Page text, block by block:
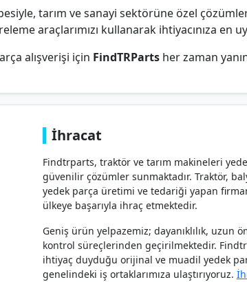
tarım ve sanayi sektörüne özel
araçlarımızı kullanarak ihtiyacınıza en
alışverişi için FindTRParts her zaman
İhracat
Findtrparts, traktör ve tarım makineleri
güvenilir çözümler sunmaktadır. Traktör,
yedek parça üretimi ve tedariği yapan
ülkeye başarıyla ihraç etmektedir.
Geniş ürün yelpazemiz; dayanıklılık, uzun
kontrol süreçlerinden geçirilmektedir.
ihtiyaç duyduğu orijinal ve muadil yedek
genelindeki iş ortaklarımıza ulaştırıyoruz.